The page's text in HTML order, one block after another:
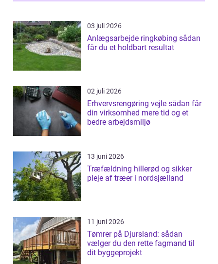
03 juli 2026
Anlægsarbejde ringkøbing sådan
får du et holdbart resultat
02 juli 2026
Erhvervsrengøring vejle sådan får
din virksomhed mere tid og et
bedre arbejdsmiljø
13 juni 2026
Træfældning hillerød og sikker
pleje af træer i nordsjælland
11 juni 2026
Tømrer på Djursland: sådan
vælger du den rette fagmand til
dit byggeprojekt